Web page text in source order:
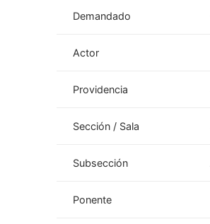
Demandado
Actor
Providencia
Sección / Sala
Subsección
Ponente